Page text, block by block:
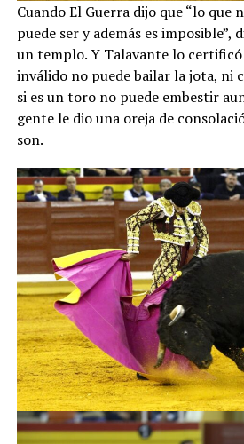
Cuando El Guerra dijo que “lo que
puede ser y además es imposible”,
un templo. Y Talavante lo certificó
inválido no puede bailar la jota, ni
si es un toro no puede embestir
gente le dio una oreja de
son.